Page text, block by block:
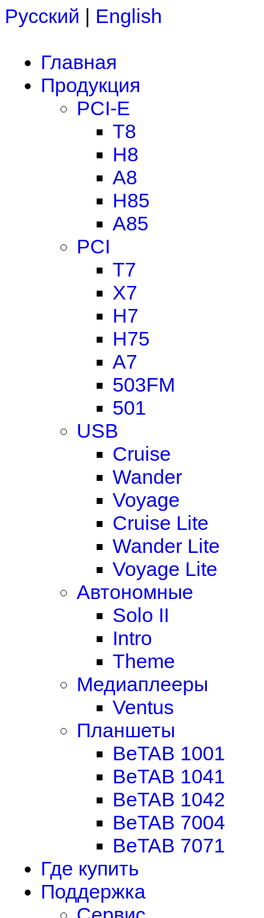
Русский | English
Главная
Продукция
PCI-E
T8
H8
A8
H85
A85
PCI
T7
X7
H7
H75
A7
503FM
501
USB
Cruise
Wander
Voyage
Cruise Lite
Wander Lite
Voyage Lite
Автономные
Solo II
Intro
Theme
Медиаплееры
Ventus
Планшеты
BeTAB 1001
BeTAB 1041
BeTAB 1042
BeTAB 7004
BeTAB 7071
Где купить
Поддержка